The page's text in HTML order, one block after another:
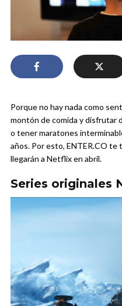
Porque no hay nada como
montón de comida y disfrutar
o tener maratones
años. Por esto, ENTER.CO te
llegarán a Netflix en abril.
Series originales